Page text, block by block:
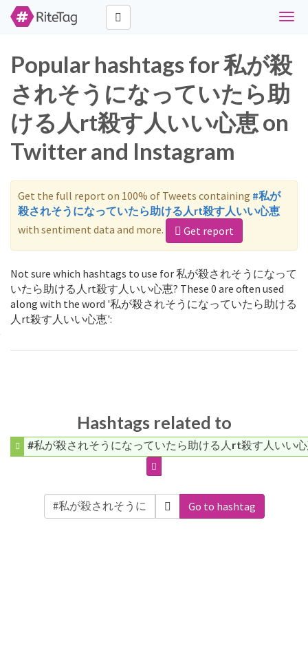
Popular hashtags for 私が殺
されそうになっていたら助
ける人rt殺す人いい心恵 on
Twitter and Instagram
Get the full report on 100% of Tweets containing #私が
殺されそうになっていたら助ける人rt殺す人いい心恵
with sentiment data and more.
Get report
Not sure which hashtags to use for 私が殺されそうになって
いたら助ける人rt殺す人いい心恵? These 0 are often used
along with the word '私が殺されそうになっていたら助ける
人rt殺す人いい心恵':
Hashtags related to
#私が殺されそうになっていたら助ける人rt殺す人いい
Go to hashtag